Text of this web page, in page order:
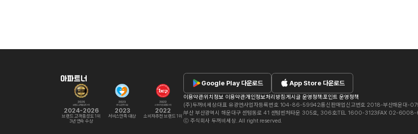
2024-2026
브랜드 고객충성도 1위
3년 연속 수상
2023
서비스만족 대상
2022
소비자추천 브랜드 1위
Google Play 다운로드 App Store 다운로드
이용약관위치정보 이용약관개인정보처리방침 게시글 운영정책 포인트 운영정책
(주)두꺼비세상대표 유광연사업자등록번호 104-86-59942통신판매업신고번호 2018-부산해운대-
부산 부산광역시 해운대구 센텀동로 41 센텀벤처타운 305호, 306호TEL 1600-3123 FAX 02-
ⓒ 주식회사 두꺼비세상. All right reserved.